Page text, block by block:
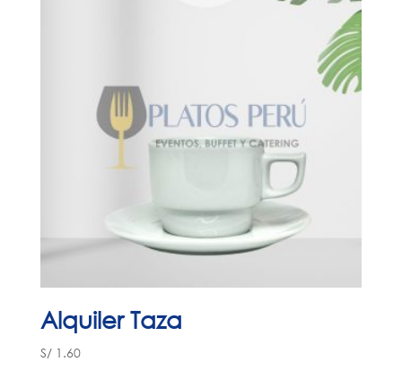
Alquiler Taza
S/1.60